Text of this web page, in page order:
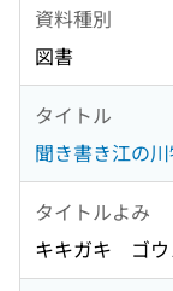
資料種別
図書
タイトル
聞き書き江の
タイトルよみ
キキガキ ゴ